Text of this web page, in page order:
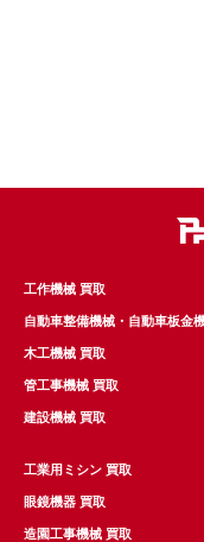
工作機械 買取
自動車整備機械・自動車板金
木工機械 買取
管工事機械 買取
建設機械 買取
工業用ミシン 買取
眼鏡機器 買取
造園工事機械 買取